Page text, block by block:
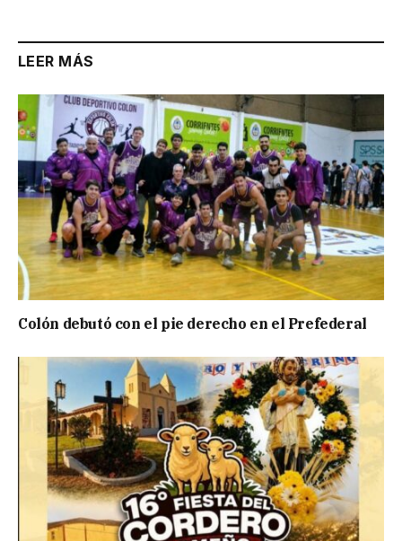
LEER MÁS
Colón debutó con el pie derecho en el Prefederal